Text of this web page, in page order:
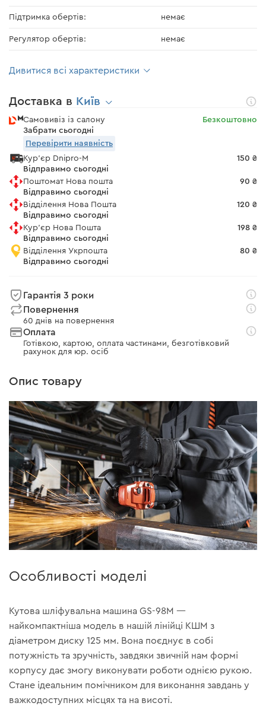
Підтримка обертів: немає
Регулятор обертів: немає
Дивитися всі характеристики
Доставка в Київ
Самовивіз із салону
Забрати сьогодні
Безкоштовно
Перевірити наявність
Кур'єр Dnipro-M
Відправимо сьогодні
150 ₴
Поштомат Нова пошта
Відправимо сьогодні
90 ₴
Відділення Нова Пошта
Відправимо сьогодні
120 ₴
Кур'єр Нова Пошта
Відправимо сьогодні
198 ₴
Відділення Укрпошта
Відправимо сьогодні
80 ₴
Гарантія 3 роки
Повернення
60 днів на повернення
Оплата
Готівкою, картою, оплата частинами, безготівковий
рахунок для юр. осіб
Опис товару
Особливості моделі
Кутова шліфувальна машина GS-98M —
найкомпактніша модель в нашій лінійці КШМ з
діаметром диску 125 мм. Вона поєднує в собі
потужність та зручність, завдяки звичній нам формі
корпусу дає змогу виконувати роботи однією рукою.
Стане ідеальним помічником для виконання завдань у
важкодоступних місцях та на висоті.